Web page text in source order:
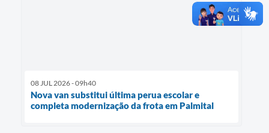
08 JUL 2026 - 09h40
Nova van substitui última perua escolar e
completa modernização da frota em Palmital